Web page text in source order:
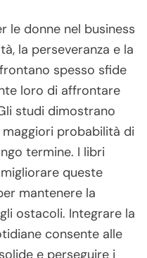
le donne nel business
la perseveranza e la
spesso sfide
loro di affrontare
studi dimostrano
probabilità di
termine. I libri
queste
mantenere la
ostacoli. Integrare la
consente alle
e perseguire i